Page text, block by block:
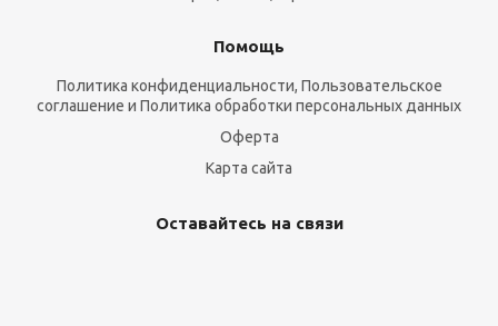
Помощь
Политика конфиденциальности, Пользовательское
соглашение и Политика обработки персональных данных
Оферта
Карта сайта
Оставайтесь на связи